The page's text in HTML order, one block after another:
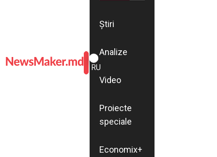
ROMÂNĂ
RU
Știri
Analize
Video
Proiecte
speciale
Economix+